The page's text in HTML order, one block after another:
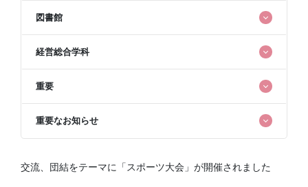
図書館
経営総合学科
重要
重要なお知らせ
交流、団結をテーマに「スポーツ大会」が開催されました